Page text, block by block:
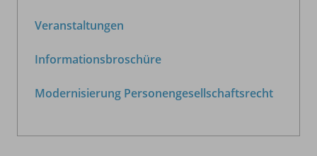
Veranstaltungen
Informationsbroschüre
Modernisierung Personengesellschaftsrecht